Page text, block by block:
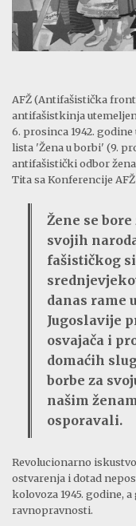
AFŽ (Antifašistička
antifašistkinja
6. prosinca 1942.
lista 'Žena u borbi' (9.
antifašistički odbor
Tita sa Konferencije
Žene se
svojih
fašističkog
danas rame
Jugoslavije
osvajača i
domaćih
borbe za
našim
osporavali.
Revolucionarno
ostvarenja i dotad
kolovoza 1945. godine,
ravnopravnosti.